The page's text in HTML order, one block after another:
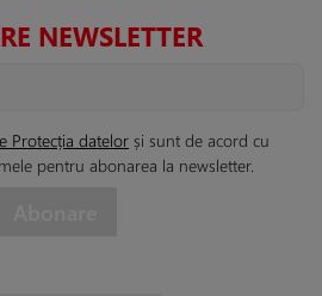
NEWSLETTER
Protecția datelor și sunt de acord cu
pentru abonarea la newsletter.